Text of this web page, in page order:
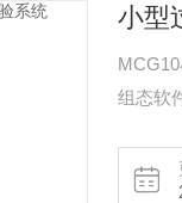
小型
组态软
本公